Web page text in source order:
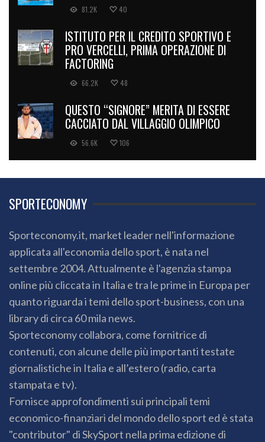
81.2K 40
ISTITUTO PER IL CREDITO SPORTIVO E
PRO VERCELLI, PRIMA OPERAZIONE DI
FACTORING
66.2K 48
QUESTO “SIGNORE” MERITA DI ESSERE
CACCIATO DAL VILLAGGIO OLIMPICO
56.6K 106
SPORTECONOMY
Sporteconomy.it, market leader nell'informazione
applicata all'economia dello sport, è nata nel
settembre 2004. Attualmente è l'agenzia stampa
online più cliccata in Italia e tra le prime in Europa per
quanto riguarda i temi dello sport-business, con una
library di circa 60 mila news.
Sporteconomy collabora, come fornitrice di
contenuti, con alcune delle più importanti testate
giornalistiche in Italia e all’estero (radio, carta
stampata e tv).
Fornisce approfondimenti sui principali temi
economico-finanziari del mondo dello sport ed è stata
"contributor" di SkySport nella prima edizione di